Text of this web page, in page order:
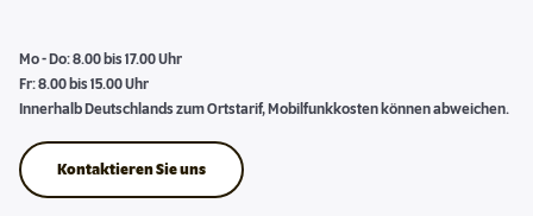
Mo - Do: 8.00 bis 17.00 Uhr
Fr: 8.00 bis 15.00 Uhr
Innerhalb Deutschlands zum Ortstarif, Mobilfunkkosten können abweichen.
Kontaktieren Sie uns